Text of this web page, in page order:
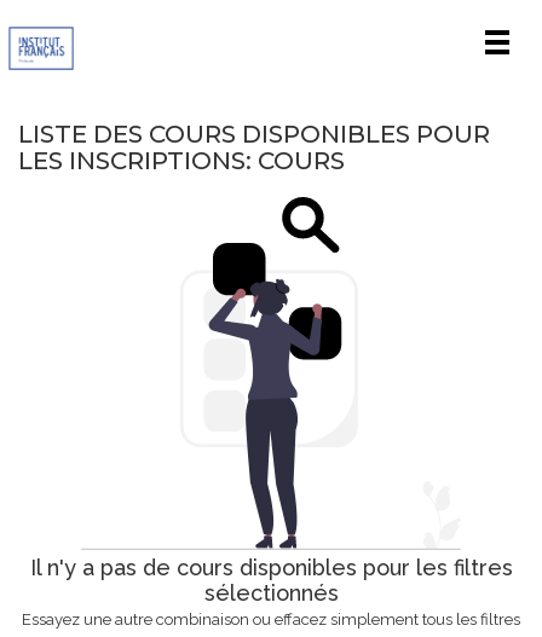
LISTE DES COURS DISPONIBLES POUR
LES INSCRIPTIONS: COURS
Il n'y a pas de cours disponibles pour les filtres
sélectionnés
Essayez une autre combinaison ou effacez simplement tous les filtres